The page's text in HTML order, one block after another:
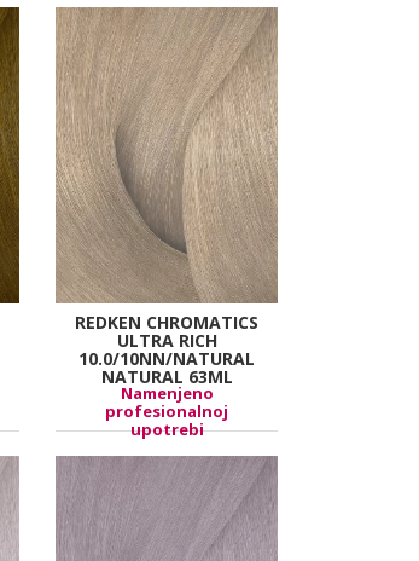
REDKEN CHROMATICS
ULTRA RICH
10.0/10NN/NATURAL
NATURAL 63ML
Namenjeno
profesionalnoj
upotrebi